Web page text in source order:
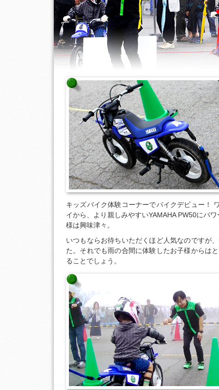
キッズバイク体験コーナーでバイクデビュー！
イから、より親しみやすいYAMAHA PW50にパ
様は興味津々。
いつもならお待ちいただくほど人気なのですが
た。それでも雨の合間に体験したお子様からは
ることでしょう。